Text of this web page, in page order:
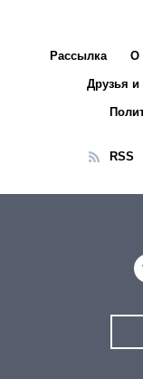
Рассылка О
Друзья
RSS